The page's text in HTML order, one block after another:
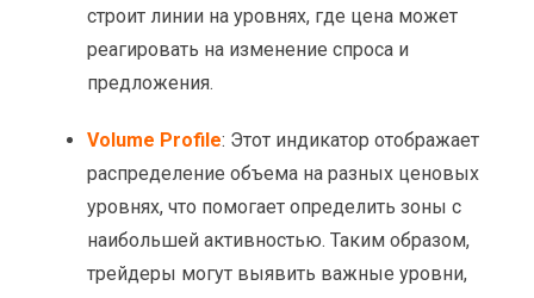
строит линии на уровнях, где цена может
реагировать на изменение спроса и
предложения.
Volume Profile: Этот индикатор отображает
распределение объема на разных ценовых
уровнях, что помогает определить зоны с
наибольшей активностью. Таким образом,
трейдеры могут выявить важные уровни,